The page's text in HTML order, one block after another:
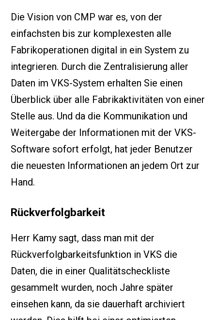
Die Vision von CMP war es, von der
einfachsten bis zur komplexesten alle
Fabrikoperationen digital in ein System zu
integrieren. Durch die Zentralisierung aller
Daten im VKS-System erhalten Sie einen
Überblick über alle Fabrikaktivitäten von einer
Stelle aus. Und da die Kommunikation und
Weitergabe der Informationen mit der VKS-
Software sofort erfolgt, hat jeder Benutzer
die neuesten Informationen an jedem Ort zur
Hand.
Rückverfolgbarkeit
Herr Kamy sagt, dass man mit der
Rückverfolgbarkeitsfunktion in VKS die
Daten, die in einer Qualitätscheckliste
gesammelt wurden, noch Jahre später
einsehen kann, da sie dauerhaft archiviert